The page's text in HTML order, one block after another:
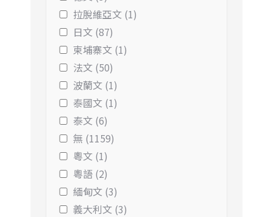
拉脫維亞文 (1)
日文 (87)
柬埔寨文 (1)
法文 (50)
波蘭文 (1)
泰國文 (1)
泰文 (6)
無 (1159)
粵文 (1)
粵語 (2)
緬甸文 (3)
義大利文 (3)